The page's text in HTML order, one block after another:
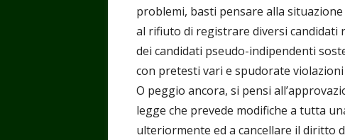
problemi, basti pensare alla
al rifiuto di registrare diversi candidati
dei candidati pseudo-indipendenti
con pretesti vari e spudorate violazioni
O peggio ancora, si pensi
legge che prevede modifiche a tutta
ulteriormente ed a cancellare il diritto